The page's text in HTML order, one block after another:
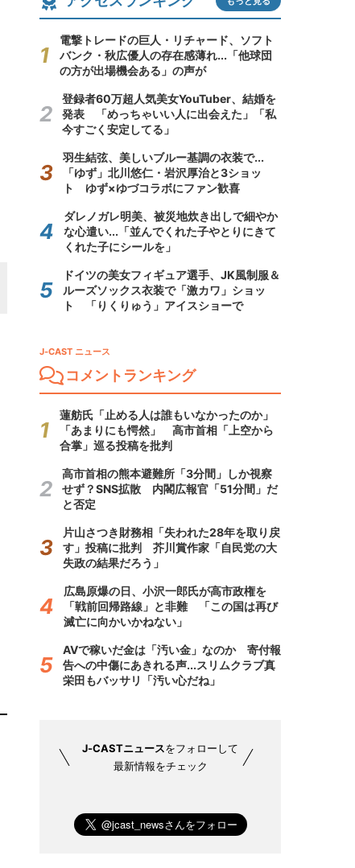
電撃トレードの巨人・リチャード、ソフト
バンク・秋広優人の存在感薄れ...「他球団
の方が出場機会ある」の声が
登録者60万超人気美女YouTuber、結婚を
発表 「めっちゃいい人に出会えた」「私
今すごく安定してる」
羽生結弦、美しいブルー基調の衣装で...
「ゆず」北川悠仁・岩沢厚治と3ショッ
ト ゆず×ゆづコラボにファン歓喜
ダレノガレ明美、被災地炊き出しで細やか
な心遣い...「並んでくれた子やとりにきて
くれた子にシールを」
ドイツの美女フィギュア選手、JK風制服＆
ルーズソックス衣装で「激カワ」ショッ
ト 「りくりゅう」アイスショーで
J-CAST ニュース
コメントランキング
蓮舫氏「止める人は誰もいなかったのか」
「あまりにも愕然」 高市首相「上空から
合掌」巡る投稿を批判
高市首相の熊本避難所「3分間」しか視察
せず？SNS拡散 内閣広報官「51分間」だ
と否定
片山さつき財務相「失われた28年を取り戻
す」投稿に批判 芥川賞作家「自民党の大
失政の結果だろう」
広島原爆の日、小沢一郎氏が高市政権を
「戦前回帰路線」と非難 「この国は再び
滅亡に向かいかねない」
AVで稼いだ金は「汚い金」なのか 寄付報
告への中傷にあきれる声...スリムクラブ真
栄田もバッサリ「汚い心だね」
J-CASTニュースをフォローして
最新情報をチェック